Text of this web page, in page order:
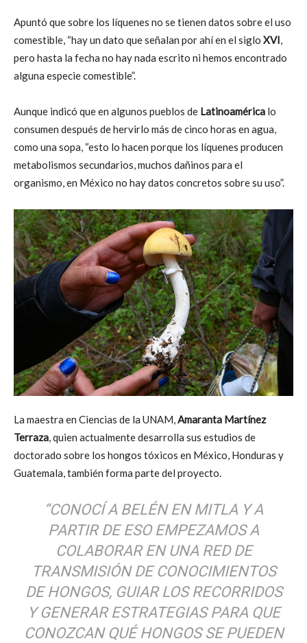
Apuntó que sobre los líquenes no se tienen datos sobre el uso
comestible, “hay un dato que señalan por ahí en el siglo XVI,
pero hasta la fecha no hay nada escrito ni hemos encontrado
alguna especie comestible”.
Aunque indicó que en algunos pueblos de Latinoamérica lo
consumen después de hervirlo más de cinco horas en agua,
como una sopa, “esto lo hacen porque los líquenes producen
metabolismos secundarios, muchos dañinos para el
organismo, en México no hay datos concretos sobre su uso”.
La maestra en Ciencias de la UNAM,Amaranta Martínez
Terraza, quien actualmente desarrolla sus estudios de
doctorado sobre los hongos tóxicos en México, Honduras y
Guatemala, también forma parte del proyecto.
“CONOCÍ A BELÉN EN MITLA Y A
PARTIR DE ESO EMPEZAMOS A
COLABORAR EN UNA RED DE
TRANSMISIÓN DE CONOCIMIENTOS
DE HONGOS, GUIAR LOS RECORRIDOS
Y GENERAR ESTRATEGIAS PARA QUE
CONOZCAN QUÉ HONGOS SE PUEDEN